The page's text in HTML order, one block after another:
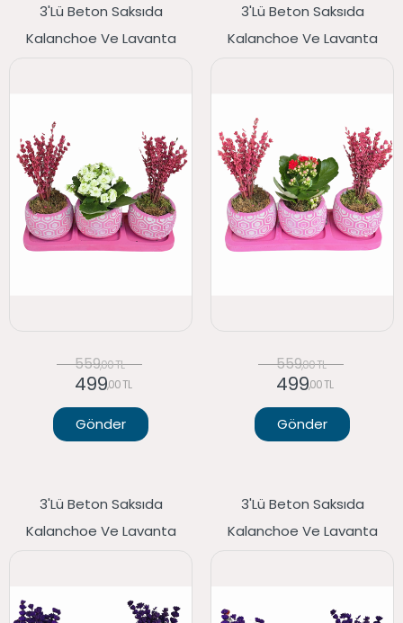
3'lü Beton Saksıda
Kalanchoe Ve Lavanta
559,00 TL
499,00 TL
Gönder
3'lü Beton Saksıda
Kalanchoe Ve Lavanta
559,00 TL
499,00 TL
Gönder
3'lü Beton Saksıda
Kalanchoe Ve Lavanta
3'lü Beton Saksıda
Kalanchoe Ve Lavanta